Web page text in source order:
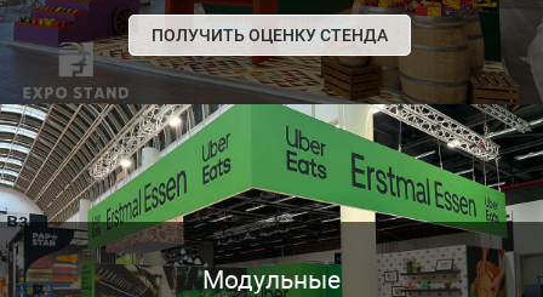
ПОЛУЧИТЬ ОЦЕНКУ СТЕНДА
Модульные